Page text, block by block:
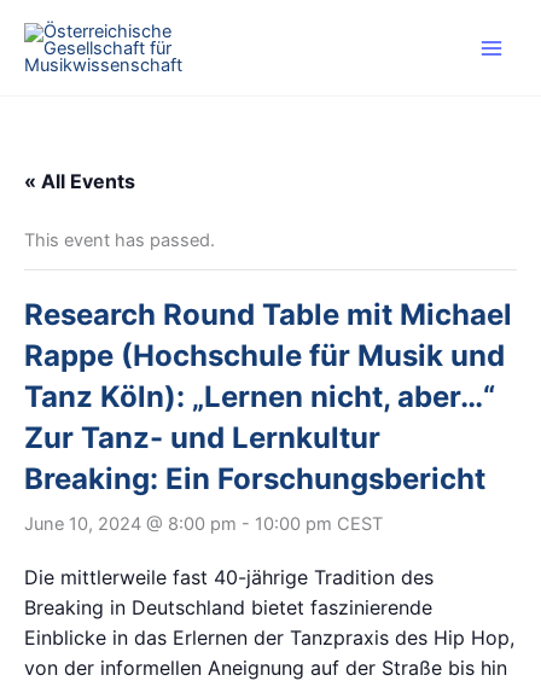
content
« All Events
This event has passed.
Research Round Table mit Michael
Rappe (Hochschule für Musik und
Tanz Köln): „Lernen nicht, aber…“
Zur Tanz- und Lernkultur
Breaking: Ein Forschungsbericht
June 10, 2024 @ 8:00 pm - 10:00 pm CEST
Die mittlerweile fast 40-jährige Tradition des
Breaking in Deutschland bietet faszinierende
Einblicke in das Erlernen der Tanzpraxis des Hip Hop,
von der informellen Aneignung auf der Straße bis hin